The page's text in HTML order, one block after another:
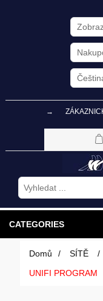
→
CATEGORIES
PC SESTAVY
Domů / SÍTĚ /
UNIFI PROGRAM